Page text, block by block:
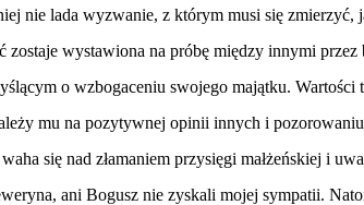
nie lada wyzwanie, z którym musi się zmierzyć,
zostaje wystawiona na próbę między innymi przez
o wzbogaceniu swojego majątku.
mu na pozytywnej opinii innych i
się nad złamaniem przysięgi małżeńskiej i
ani Bogusz nie zyskali mojej sympatii.